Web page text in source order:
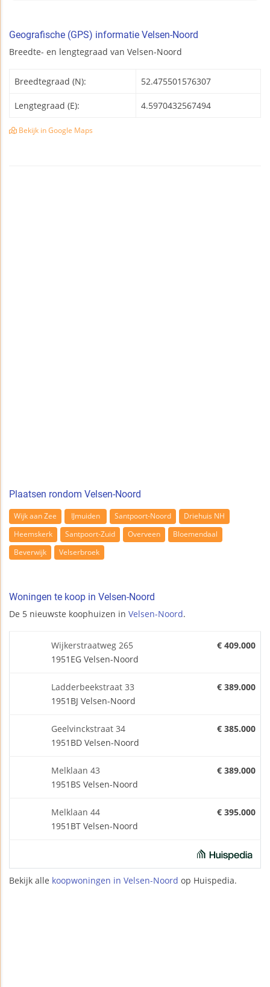
Geografische (GPS) informatie Velsen-Noord
Breedte- en lengtegraad van Velsen-Noord
Breedtegraad (N): 52.475501576307
Lengtegraad (E): 4.5970432567494
Bekijk in Google Maps
Plaatsen rondom Velsen-Noord
Wijk aan Zee IJmuiden Santpoort-Noord
Driehuis NH
Heemskerk
Santpoort-Zuid Overveen
Bloemendaal
Beverwijk
Velserbroek
Woningen te koop in Velsen-Noord
De 5 nieuwste koophuizen in Velsen-Noord.
Wijkerstraatweg 265
1951EG Velsen-Noord
€ 409.000
Ladderbeekstraat 33
1951BJ Velsen-Noord
€ 389.000
Geelvinckstraat 34
1951BD Velsen-Noord
€ 385.000
Melklaan 43
1951BS Velsen-Noord
€ 389.000
Melklaan 44
1951BT Velsen-Noord
€ 395.000
Bekijk alle koopwoningen in Velsen-Noord op Huispedia.